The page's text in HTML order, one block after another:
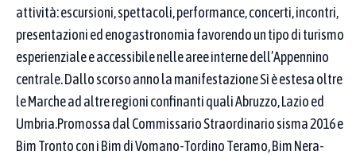
Scegli dove cercare con i pulsanti sopra al campo, poi affina per
area tematica o Goal SDGs.
Se scrivi più parole, basta che almeno una compaia
nel nome della buona pratica.
Come funziona la ricerca
CERCA IN
attività: escursioni, spettacoli, performance, concerti, incontri,
presentazioni ed enogastronomia favorendo un tipo di turismo
esperienziale e accessibile nelle aree interne dell’Appennino
centrale. Dallo scorso anno la manifestazione Sì è estesa oltre
le Marche ad altre regioni confinanti quali Abruzzo, Lazio ed
Umbria.Promossa dal Commissario Straordinario sisma 2016 e
Bim Tronto con i Bim di Vomano-Tordino Teramo, Bim Nera-